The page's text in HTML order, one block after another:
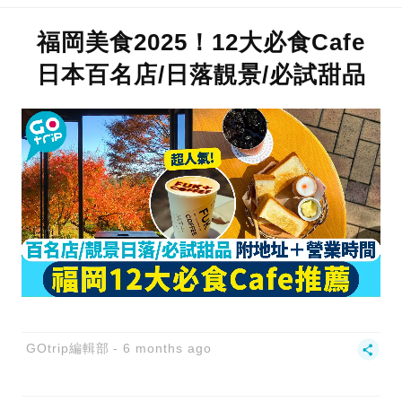
福岡美食2025！12大必食Cafe
日本百名店/日落靚景/必試甜品
GOtrip編輯部 6 months ago